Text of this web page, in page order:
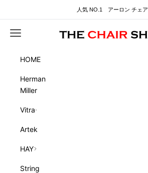
人気 NO.1 アーロン チェア
THE CHAIR SHOP
メニュー
HOME
Herman
Miller
Vitra
Artek
HAY
String